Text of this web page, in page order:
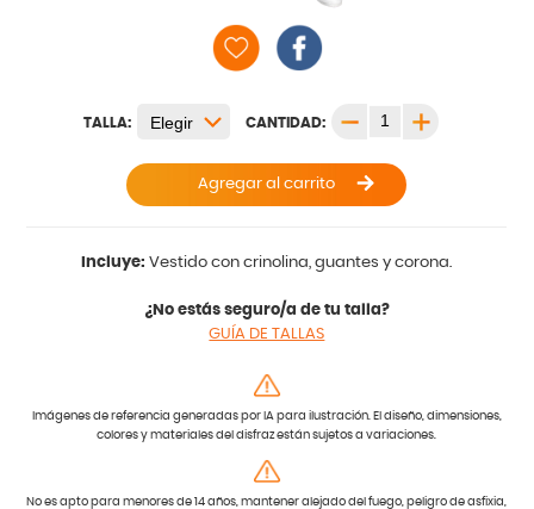
TALLA: CANTIDAD:
Agregar al carrito
Incluye: Vestido con crinolina, guantes y corona.
¿No estás seguro/a de tu talla?
GUÍA DE TALLAS
Imágenes de referencia generadas por IA para ilustración. El diseño, dimensiones,
colores y materiales del disfraz están sujetos a variaciones.
No es apto para menores de 14 años, mantener alejado del fuego, peligro de asfixia,